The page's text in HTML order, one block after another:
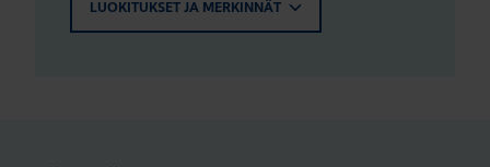
LUOKITUKSET JA MERKINNÄT